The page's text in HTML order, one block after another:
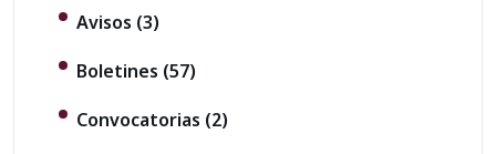
Avisos (3)
Boletines (57)
Convocatorias (2)